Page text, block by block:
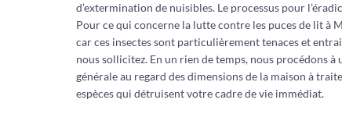
d’extermination de nuisibles. Le processus pour
Pour ce qui concerne la lutte contre les puces de lit à
car ces insectes sont particulièrement tenaces et
nous sollicitez. En un rien de temps, nous procédons
générale au regard des dimensions de la maison à
espèces qui détruisent votre cadre de vie immédiat.